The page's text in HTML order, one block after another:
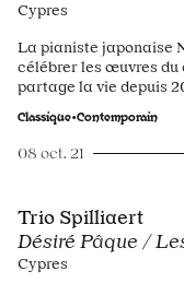
Cypres
La pianiste japonaise
célébrer les œuvres du
partage la vie depuis
Classique•Contemporain
08 oct. 21
Trio Spilliaert
Désiré Pâque /
Cypres